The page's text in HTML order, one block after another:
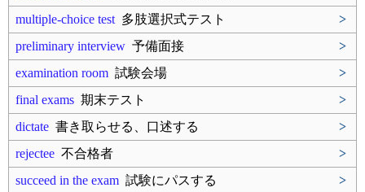
multiple-choice test 多肢選択式テスト
>
preliminary interview 予備面接
>
examination room 試験会場
>
final exams 期末テスト
>
dictate 書き取らせる、口述する
>
rejectee 不合格者
>
succeed in the exam 試験にパスする
>